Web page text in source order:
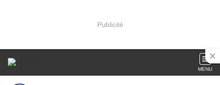
Publicité
MENU